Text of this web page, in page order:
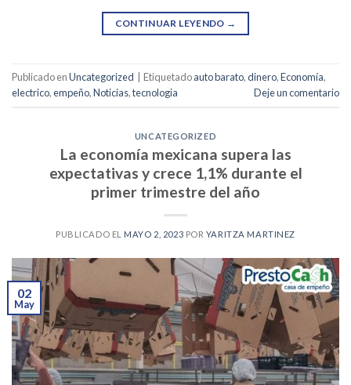
CONTINUAR LEYENDO →
Publicado enUncategorized Etiquetadoauto barato,dinero,Economía,
electrico,empeño,Noticias,tecnologia Deje un comentario
UNCATEGORIZED
La economía mexicana supera las
expectativas y crece 1,1% durante el
primer trimestre del año
PUBLICADO EL MAYO 2, 2023 POR YARITZA MARTINEZ
02
May